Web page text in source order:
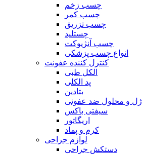
چسب زخم
چسب کمر
چسب تزریق
چستلید
چسب آنژیوکت
انواع چسب پزشکی
کنترل کننده عفونت
الکل طبی
پد الکلی
بتادین
ژل و محلول ضد عفونی
سیفتی باکس
اریگاتور
کرم و پماد
لوازم جراحی
دستکش جراحی